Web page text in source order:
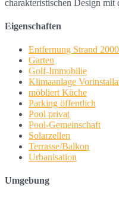
charakteristischen Design
Eigenschaften
Entfernung Strand
Garten
Golf-Immobilie
Klimaanlage
möbliert Küche
Parking öffentlich
Pool privat
Pool-Gemeinschaft
Solarzellen
Terrasse/Balkon
Urbanisation
Umgebung